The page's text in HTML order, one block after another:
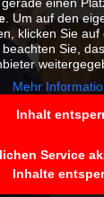
. Um auf den
klicken Sie auf
Sie,
Mehr
Inhalt
Service
Inhalte